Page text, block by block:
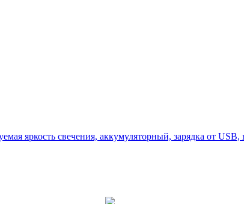
яркость свечения, аккумуляторный, зарядка от USB,